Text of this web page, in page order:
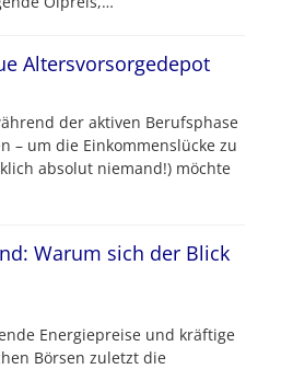
Altersvorsorgedepot
der aktiven Berufsphase
– um die Einkommenslücke zu
absolut niemand!) möchte
Warum sich der Blick
Energiepreise und kräftige
Börsen zuletzt die